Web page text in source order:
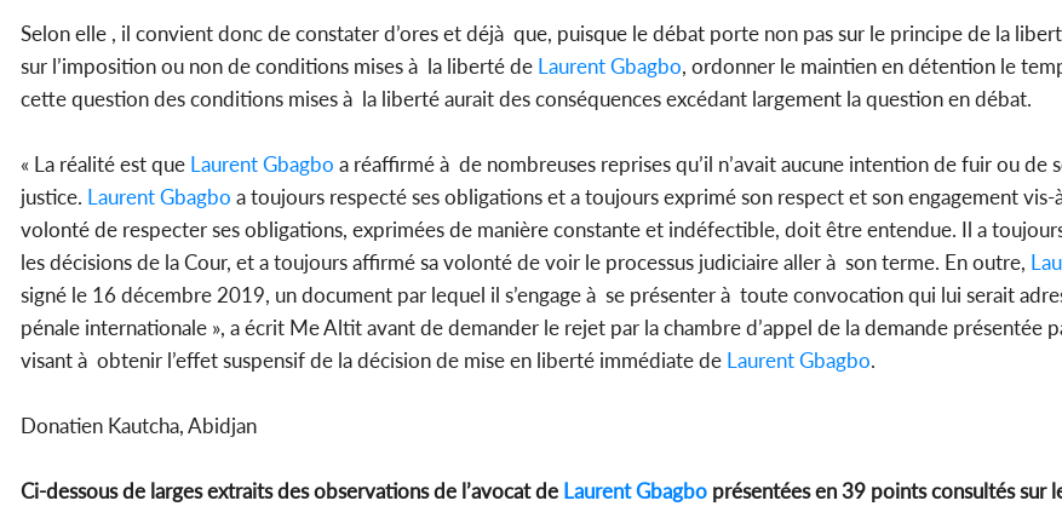
Selon elle , il convient donc de constater d’ores et déjà que, puisque le débat porte non pas sur le principe de la
sur l’imposition ou non de conditions mises à la liberté de Laurent Gbagbo, ordonner le maintien en détention le
cette question des conditions mises à la liberté aurait des conséquences excédant largement la question en débat.
« La réalité est que Laurent Gbagbo a réaffirmé à de nombreuses reprises qu’il n’avait aucune intention de fuir ou de
justice. Laurent Gbagbo a toujours respecté ses obligations et a toujours exprimé son respect et son engagement vis-
volonté de respecter ses obligations, exprimées de manière constante et indéfectible, doit être entendue. Il a
les décisions de la Cour, et a toujours affirmé sa volonté de voir le processus judiciaire aller à son terme. En outre,
signé le 16 décembre 2019, un document par lequel il s’engage à se présenter à toute convocation qui lui serait
pénale internationale », a écrit Me Altit avant de demander le rejet par la chambre d’appel de la demande présentée
visant à obtenir l’effet suspensif de la décision de mise en liberté immédiate de Laurent Gbagbo.
Donatien Kautcha, Abidjan
Ci-dessous de larges extraits des observations de l’avocat de Laurent Gbagbo présentées en 39 points consultés sur